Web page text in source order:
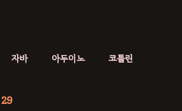
자바 아두이노 코틀린
29